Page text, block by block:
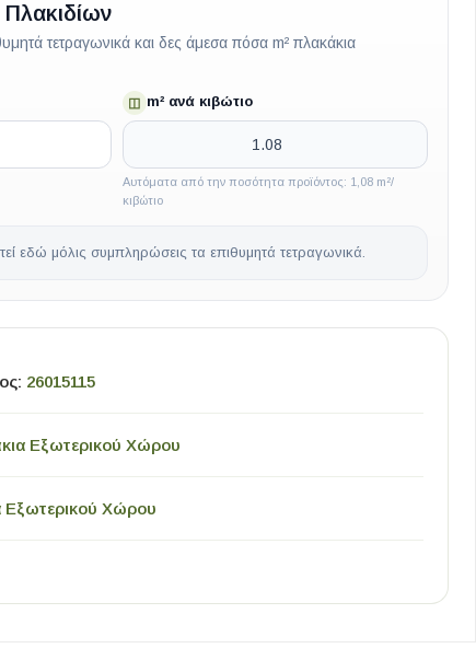
τετραγωνικά και δες άμεσα πόσα m² πλακάκια
◫ m² ανά κιβώτιο
Αυτόματα από την ποσότητα προϊόντος: 1,08 m²/
κιβώτιο
εδώ μόλις συμπληρώσεις τα επιθυμητά τετραγωνικά.
26015115
Εξωτερικού Χώρου
Εξωτερικού Χώρου